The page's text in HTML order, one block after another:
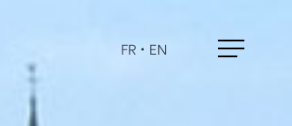
FR • EN Menu